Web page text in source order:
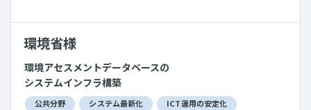
環境省様
環境アセスメントデータベースの
システムインフラ構築
公共分野 システム最新化
ICT運用の安定化